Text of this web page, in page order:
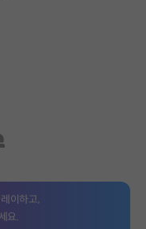
하기
이하고,
요.